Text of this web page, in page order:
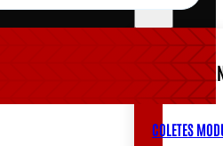
COLETES